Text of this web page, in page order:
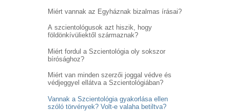
Miért vannak az Egyháznak bizalmas írásai?
A szcientológusok azt hiszik, hogy
földönkívüliektől származnak?
Miért fordul a Szcientológia oly sokszor
bírósághoz?
Miért van minden szerzői joggal védve és
védjeggyel ellátva a Szcientológiában?
Vannak a Szcientológia gyakorlása ellen
szóló törvények? Volt-e valaha betiltva?